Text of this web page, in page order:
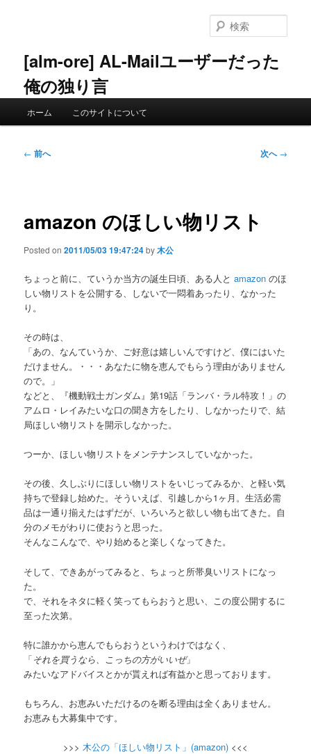
ン
へ
[alm-ore] AL-Mailユーザーだった
俺の独り言
索
ホーム このサイトについて
投
ー
ョ
← 前へ 次へ→
amazon のほしい物リスト
Posted on2011/05/03 19:47:24by木公
ちょっと前に、ていうか当方の誕生日頃、ある人とamazon のほ
しい物リストを公開する、しないで一悶着あったり、なかった
り。
その時は、
「あの、なんていうか、ご好意は嬉しいんですけど、僕にはいた
だけません。・・・あなたに物を恵んでもらう理由がありません
ので。」
などと、『機動戦士ガンダム』第19話「ランバ・ラル特攻！」の
アムロ・レイみたいな口の聞き方をしたり、しなかったりで、結
局ほしい物リストを開示しなかった。
つーか、ほしい物リストをメンテナンスしていなかった。
その後、久しぶりにほしい物リストをいじってみるか、と軽い気
持ちで登録し始めた。そういえば、引越しから1ヶ月。生活必需
品は一通り揃えたはずだが、いろいろと欲しい物も出てきた。自
分のメモがわりに使おうと思った。
そんなこんなで、やり始めると楽しくなってきた。
そして、できあがってみると、ちょっと所帯臭いリストになっ
た。
で、それをネタに軽く笑ってもらおうと思い、この度公開するに
至った次第。
特に誰かから恵んでもらおうというわけではなく、
「それを買うなら、こっちの方がいいぜ」
みたいなアドバイスとかが貰えれば有益かと思っております。
もちろん、お恵みいただけるのを断る理由は全くありません。
お恵みも大募集中です。
>>> 木公の「ほしい物リスト」(amazon) <<<